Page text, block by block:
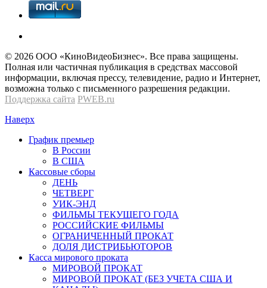
© 2026 OOО «КиноВидеоБизнес». Все права защищены.
Полная или частичная публикация в средствах массовой
информации, включая прессу, телевидение, радио и Интернет,
возможна только с письменного разрешения редакции.
Поддержка сайта PWEB.ru
Наверх
График премьер
В России
В США
Кассовые сборы
ДЕНЬ
ЧЕТВЕРГ
УИК-ЭНД
ФИЛЬМЫ ТЕКУЩЕГО ГОДА
РОССИЙСКИЕ ФИЛЬМЫ
ОГРАНИЧЕННЫЙ ПРОКАТ
ДОЛЯ ДИСТРИБЬЮТОРОВ
Касса мирового проката
МИРОВОЙ ПРОКАТ
МИРОВОЙ ПРОКАТ (БЕЗ УЧЕТА США И